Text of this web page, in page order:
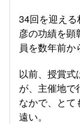
34回を迎え
彦の功績を顕
員を数年前か
以前、授賞式
が、主催地で
なかで、とて
遠い。